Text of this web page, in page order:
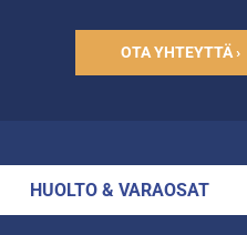
OTA YHTEYTTÄ ›
HUOLTO & VARAOSAT